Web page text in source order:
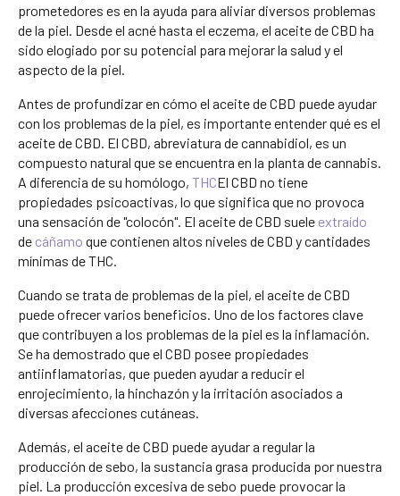
prometedores es en la ayuda para aliviar diversos problemas
de la piel. Desde el acné hasta el eczema, el aceite de CBD ha
sido elogiado por su potencial para mejorar la salud y el
aspecto de la piel.
Antes de profundizar en cómo el aceite de CBD puede ayudar
con los problemas de la piel, es importante entender qué es el
aceite de CBD. El CBD, abreviatura de cannabidiol, es un
compuesto natural que se encuentra en la planta de cannabis.
A diferencia de su homólogo, THCEl CBD no tiene
propiedades psicoactivas, lo que significa que no provoca
una sensación de "colocón". El aceite de CBD suele extraído
de cáñamo que contienen altos niveles de CBD y cantidades
mínimas de THC.
Cuando se trata de problemas de la piel, el aceite de CBD
puede ofrecer varios beneficios. Uno de los factores clave
que contribuyen a los problemas de la piel es la inflamación.
Se ha demostrado que el CBD posee propiedades
antiinflamatorias, que pueden ayudar a reducir el
enrojecimiento, la hinchazón y la irritación asociados a
diversas afecciones cutáneas.
Además, el aceite de CBD puede ayudar a regular la
producción de sebo, la sustancia grasa producida por nuestra
piel. La producción excesiva de sebo puede provocar la